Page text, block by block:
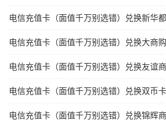
电信充值卡（面值千万别选错）兑换新华
电信充值卡（面值千万别选错）兑换大商
电信充值卡（面值千万别选错）兑换友谊
电信充值卡（面值千万别选错）兑换双币卡
电信充值卡（面值千万别选错）兑换锦辉